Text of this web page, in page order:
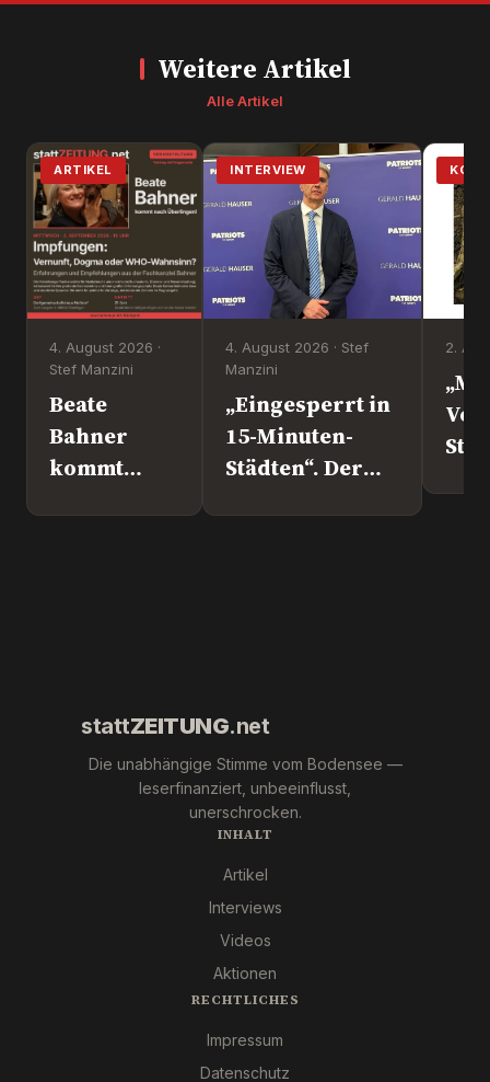
Weitere Artikel
Alle Artikel
ARTIKEL
4. August 2026 ·
Stef Manzini
Beate
Bahner
kommt
INTERVIEW
4. August 2026 · Stef
Manzini
„Eingesperrt in
15-Minuten-
Städten“. Der
2.
Steht
stattZEITUNG.net
Die unabhängige Stimme vom Bodensee —
leserfinanziert, unbeeinflusst,
unerschrocken.
INHALT
Artikel
Interviews
Videos
Aktionen
RECHTLICHES
Impressum
Datenschutz